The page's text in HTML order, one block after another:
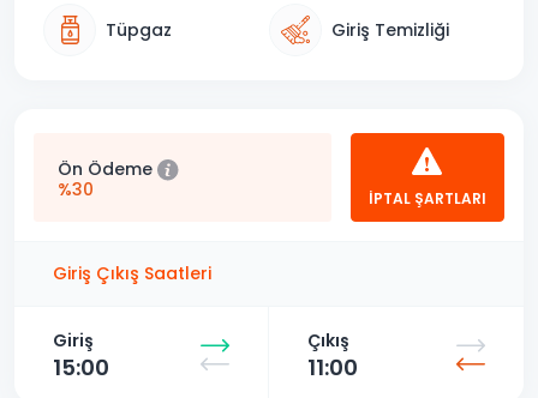
Tüpgaz Giriş Temizliği
Ön Ödeme
%30
İPTAL ŞARTLARI
Giriş Çıkış Saatleri
Giriş
15:00
Çıkış
11:00